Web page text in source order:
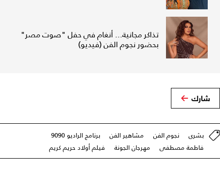
تذاكر مجانية... أنغام في حفل "صوت مصر"
بحضور نجوم الفن (فيديو)
شارك
بشرى نجوم الفن مشاهير الفن
برنامج الراديو 9090
فاطمة مصطفى
مهرجان الجونة فيلم أولاد حريم كريم